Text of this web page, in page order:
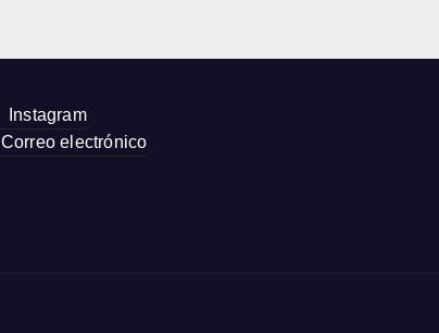
Instagram
Correo electrónico